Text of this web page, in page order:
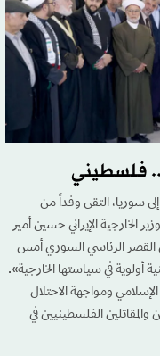
فلسطيني
إلى سوريا، التقى وفداً من
الخارجية الإيراني حسين أمير
القصر الرئاسي السوري أمس
أولوية في سياستها الخارجية».
ومواجهة الاحتلال
والمقاتلين الفلسطينيين في